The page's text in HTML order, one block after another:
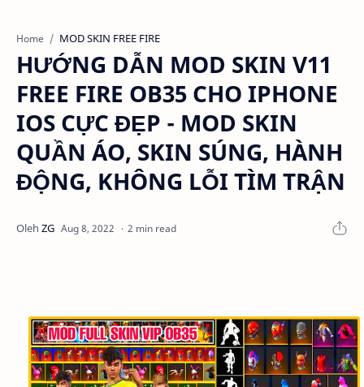
Home MOD SKIN FREE FIRE
HƯỚNG DẪN MOD SKIN V11
FREE FIRE OB35 CHO IPHONE
IOS CỰC ĐẸP - MOD SKIN
QUẦN ÁO, SKIN SÚNG, HÀNH
ĐỘNG, KHÔNG LỖI TÌM TRẬN
2 min read